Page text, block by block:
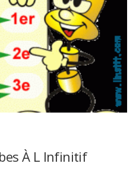
À L Infinitif